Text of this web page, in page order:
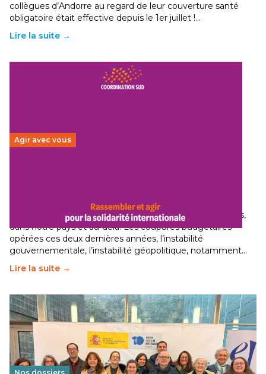
collègues d’Andorre au regard de leur couverture santé
obligatoire était effective depuis le 1er juillet !…
Lire la suite →
Agir avec vous
Le secteur humanitaire connaît des difficultés profondes,
dans notre pays et au-delà. Les coupures budgétaires
opérées ces deux dernières années, l’instabilité
gouvernementale, l’instabilité géopolitique, notamment…
Lire la suite →